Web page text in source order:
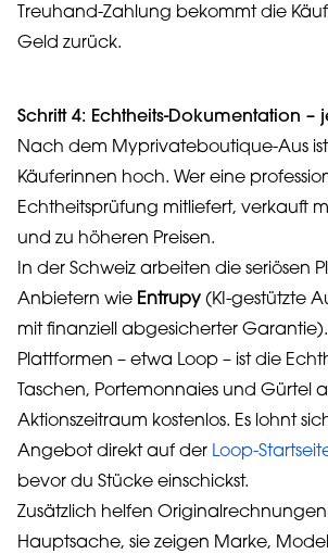
Treuhand-Zahlung bekommt die
Geld zurück.
Schritt 4: Echtheits-Dokumentation –
Nach dem Myprivateboutique-Aus ist
Käuferinnen hoch. Wer eine
Echtheitsprüfung mitliefert, verkauft
und zu höheren Preisen.
In der Schweiz arbeiten die seriösen
Anbietern wie Entrupy (KI-gestützte
mit finanziell abgesicherter
Plattformen – etwa Loop – ist die
Taschen, Portemonnaies und Gürtel
Aktionszeitraum kostenlos. Es lohnt
Angebot direkt auf der Loop-
bevor du Stücke einschickst.
Zusätzlich helfen
Hauptsache, sie zeigen Marke,